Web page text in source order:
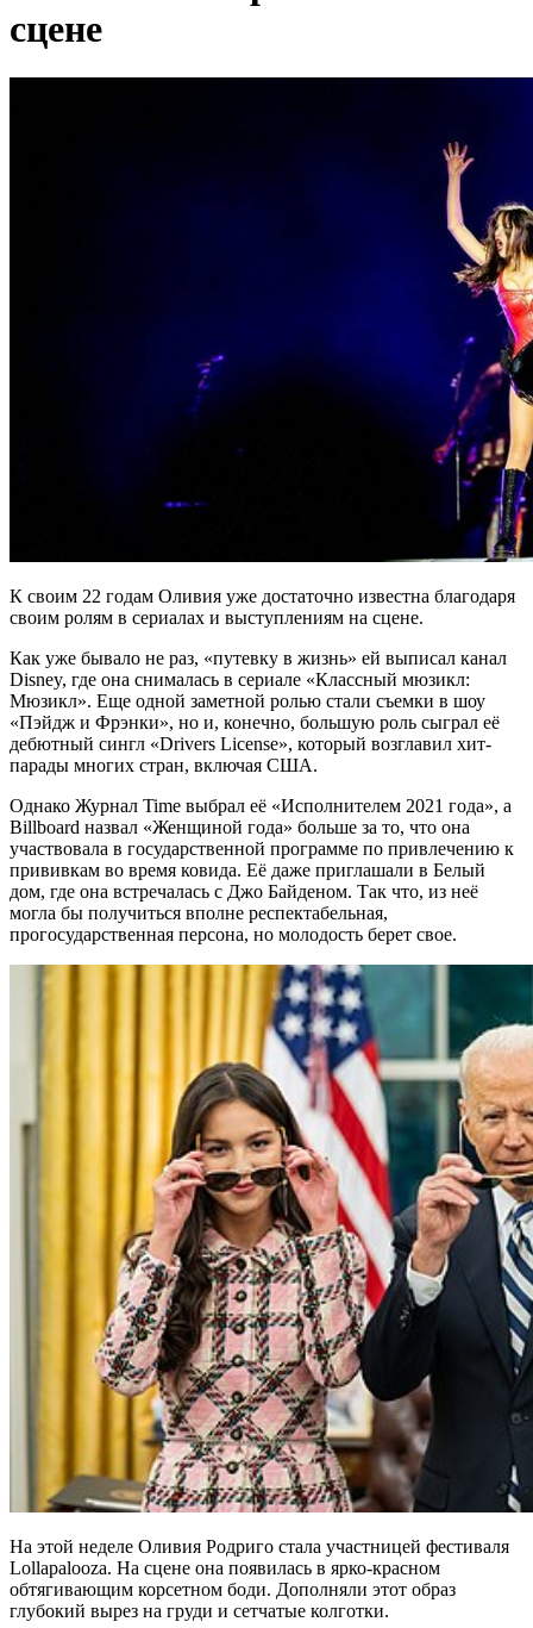
сцене
К своим 22 годам Оливия уже достаточно известна благодаря
своим ролям в сериалах и выступлениям на сцене.
Как уже бывало не раз, «путевку в жизнь» ей выписал канал
Disney, где она снималась в сериале «Классный мюзикл:
Мюзикл». Еще одной заметной ролью стали съемки в шоу
«Пэйдж и Фрэнки», но и, конечно, большую роль сыграл её
дебютный сингл «Drivers License», который возглавил хит-
парады многих стран, включая США.
Однако Журнал Time выбрал её «Исполнителем 2021 года», а
Billboard назвал «Женщиной года» больше за то, что она
участвовала в государственной программе по привлечению к
прививкам во время ковида. Её даже приглашали в Белый
дом, где она встречалась с Джо Байденом. Так что, из неё
могла бы получиться вполне респектабельная,
прогосударственная персона, но молодость берет свое.
На этой неделе Оливия Родриго стала участницей фестиваля
Lollapalooza. На сцене она появилась в ярко-красном
обтягивающим корсетном боди. Дополняли этот образ
глубокий вырез на груди и сетчатые колготки.